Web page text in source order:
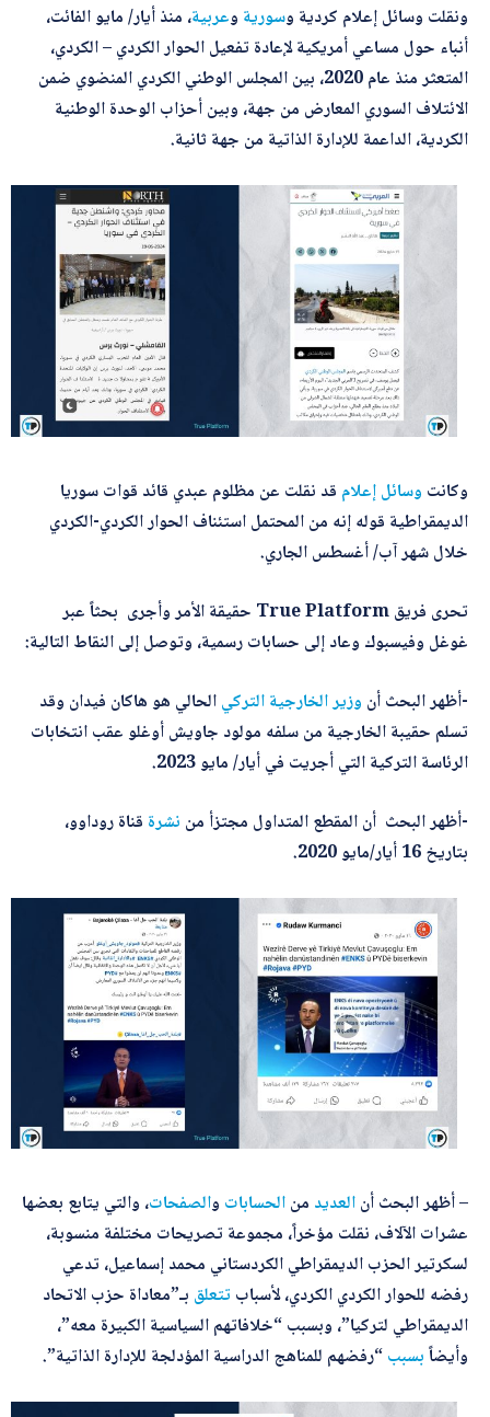
ع
ونقلت وسائل إعلام كردية وسورية وعربية، منذ أيار/ مايو الفائت،
أنباء حول مساعي أمريكية لإعادة تفعيل الحوار الكردي – الكردي،
المتعثر منذ عام 2020، بين المجلس الوطني الكردي المنضوي ضمن
الائتلاف السوري المعارض من جهة، وبين أحزاب الوحدة الوطنية
الكردية، الداعمة للإدارة الذاتية من جهة ثانية.
وكانت وسائلإعلام قد نقلت عن مظلوم عبدي قائد قوات سوريا
الديمقراطية قوله إنه من المحتمل استئناف الحوار الكردي-الكردي
خلال شهر آب/ أغسطس الجاري.
تحرى فريق True Platform حقيقة الأمر وأجرى بحثاً عبر
غوغل وفيسبوك وعاد إلى حسابات رسمية، وتوصل إلى النقاط التالية:
-أظهر البحث أن وزير الخارجية التركيالحالي هو هاكان فيدان وقد
تسلم حقيبة الخارجية من سلفه مولود جاويش أوغلو عقب انتخابات
الرئاسة التركية التي أجريت في أيار/ مايو 2023.
-أظهر البحث أن المقطع المتداول مجتزأ من نشرة قناة روداوو،
بتاريخ 16 أيار/مايو 2020.
– أظهر البحث أنالعديد منالحسابات والصفحات، والتي يتابع بعضها
عشرات الآلاف، نقلت مؤخراً، مجموعة تصريحات مختلفة منسوبة،
لسكرتير الحزب الديمقراطي الكردستاني محمد إسماعيل، تدعي
رفضه للحوار الكردي الكردي، لأسباب تتعلق بـ”معاداة حزب الاتحاد
الديمقراطي لتركيا”، وبسبب “خلافاتهم السياسية الكبيرة معه”،
وأيضاًبسبب“رفضهم للمناهج الدراسية المؤدلجة للإدارة الذاتية”.